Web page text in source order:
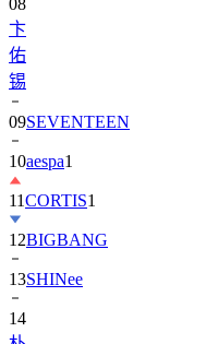
佑
锡
09
10aespa1
11CORTIS
12BIGBANG
13SHINee
14
朴
寶